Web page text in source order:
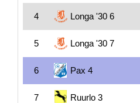
4 Longa '30 6
5 Longa '30 7
6 Pax 4
7 Ruurlo 3